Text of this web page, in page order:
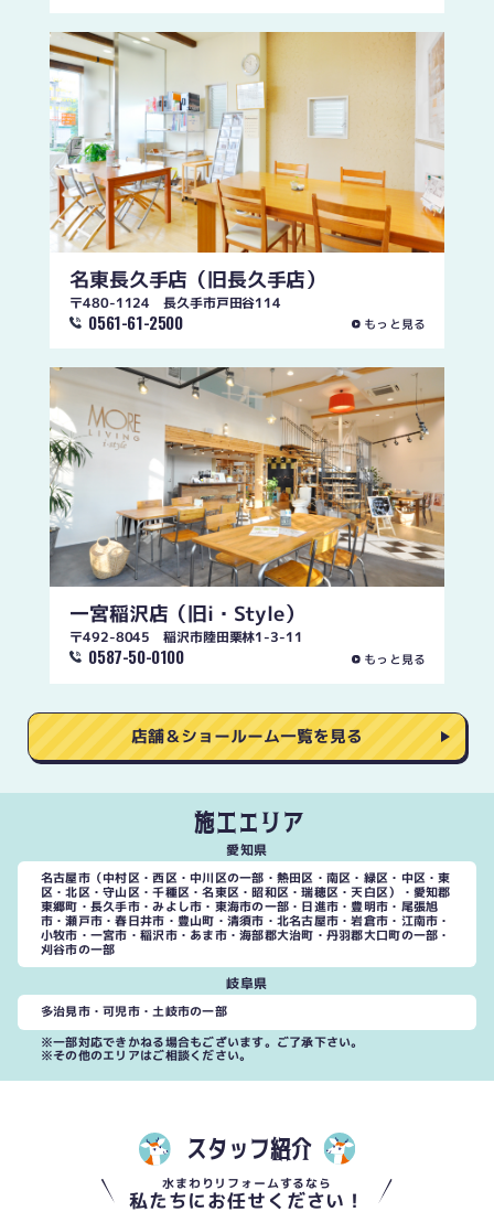
名東長久手店 （旧長久手店）
〒480-1124 長久手市戸田谷114
0561-61-2500 もっと見る
一宮稲沢店 （旧i・Style）
〒492-8045 稲沢市陸田栗林1-3-11
0587-50-0100 もっと見る
店舗＆ショールーム一覧を見る
施工エリア
愛知県
名古屋市（中村区・西区・中川区の一部・熱田区・南区・緑区・中区・東
区・北区・守山区・千種区・名東区・昭和区・瑞穂区・天白区）・愛知郡
東郷町・長久手市・みよし市・東海市の一部・日進市・豊明市・尾張旭
市・瀬戸市・春日井市・豊山町・清須市・北名古屋市・岩倉市・江南市・
小牧市・一宮市・稲沢市・あま市・海部郡大治町・丹羽郡大口町の一部・
刈谷市の一部
岐阜県
多治見市・可児市・土岐市の一部
※一部対応できかねる場合もございます。ご了承下さい。
※その他のエリアはご相談ください。
スタッフ紹介
水まわりリフォームするなら
私たちにお任せください！